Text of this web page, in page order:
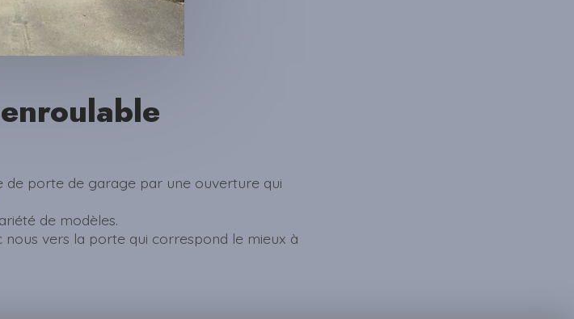
porte de garage par une ouverture qui
de modèles.
vers la porte qui correspond le mieux à